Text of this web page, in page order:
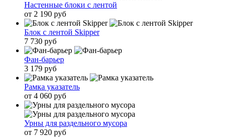
Настенные блоки с лентой
от 2 190 руб
Блок с лентой Skipper
7 730 руб
Фан-барьер
3 179 руб
Рамка указатель
от 4 060 руб
Урны для раздельного мусора
от 7 920 руб